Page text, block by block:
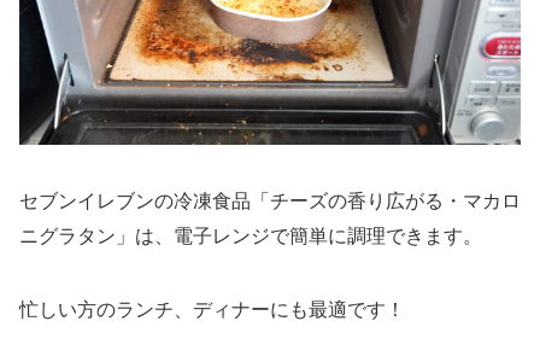
セブンイレブンの冷凍食品「チーズの香り広がる・マカロ
ニグラタン」は、電子レンジで簡単に調理できます。
忙しい方のランチ、ディナーにも最適です！